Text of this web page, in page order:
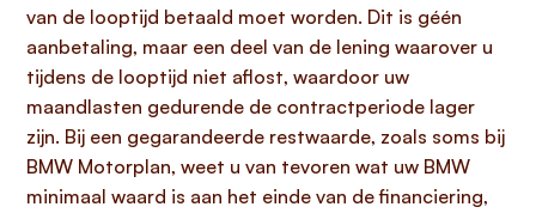
van de looptijd betaald moet worden. Dit is géén
aanbetaling, maar een deel van de lening waarover u
tijdens de looptijd niet aflost, waardoor uw
maandlasten gedurende de contractperiode lager
zijn. Bij een gegarandeerde restwaarde, zoals soms bij
BMW Motorplan, weet u van tevoren wat uw BMW
minimaal waard is aan het einde van de financiering,